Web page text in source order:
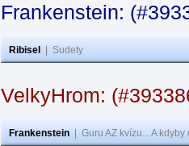
Frankenstein:
Ribisel Sudety
VelkyHrom:
Frankenstein Guru AZ kvízu... A